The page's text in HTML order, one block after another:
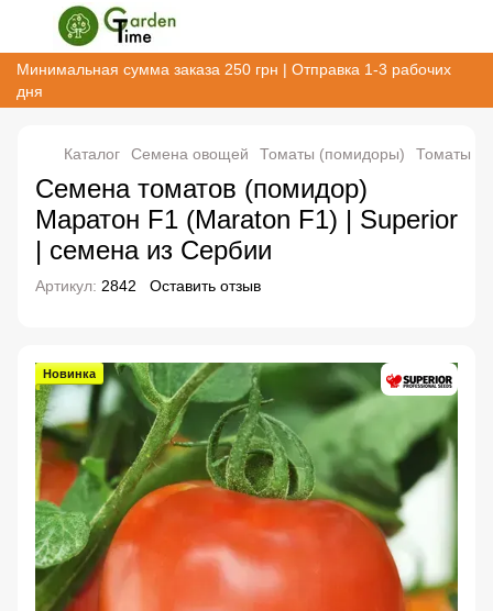
Минимальная сумма заказа 250 грн | Отправка 1-3 рабочих
дня
Каталог Семена овощей Томаты (помидоры) Томаты
Семена томатов (помидор)
Маратон F1 (Maraton F1) | Superior
| семена из Сербии
Артикул: 2842 Оставить отзыв
Новинка